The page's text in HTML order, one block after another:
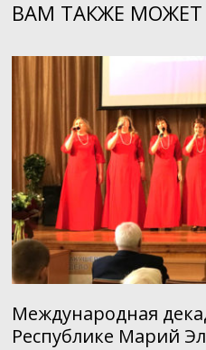
ВАМ ТАКЖЕ
Международная
Республике Марий Эл